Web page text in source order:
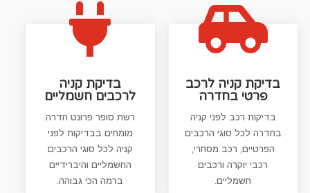

בדיקת קניה
לרכבים חשמליים
רשת סופר פרונט חדרה
מומחים בבדיקות לפני
קניה לכל סוגי הרכבים
החשמליים והיברידיים
ברמה הכי גבוהה.

בדיקת קניה לרכב
פרטי בחדרה
בדיקות רכב לפני קניה
בחדרה לכל סוגי הרכבים
הפרטיים, רכב מסחרי,
רכבי יוקרה ורכבים
חשמליים.